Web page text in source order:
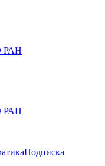
РАН
РАН
Подписка